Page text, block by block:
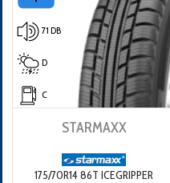
71 DB
D
C
STARMAXX
175/70R14 86T ICEGRIPPER